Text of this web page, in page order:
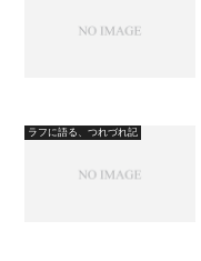
ラフに語る、つれづれ記